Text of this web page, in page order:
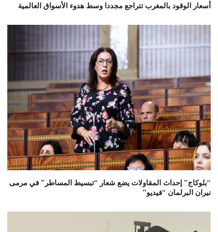
أسعار الوقود بالمغرب تتراجع مجددا وسط هدوء الأسواق العالمية
“بلوكاج” إحداث المقاولات يضع شعار “تبسيط المساطر” في مرمى
نيران البرلمان “فيديو”